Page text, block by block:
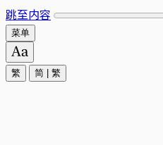
跳至内容
菜单
繁 简 繁